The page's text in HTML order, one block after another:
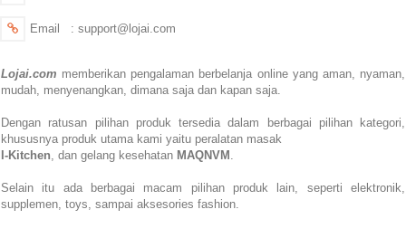
Email : support@lojai.com
Lojai.com memberikan pengalaman berbelanja online yang aman, nyaman,
mudah, menyenangkan, dimana saja dan kapan saja.
Dengan ratusan pilihan produk tersedia dalam berbagai pilihan kategori,
khususnya produk utama kami yaitu peralatan masak
I-Kitchen , dan gelang kesehatan MAQNVM
Selain itu ada berbagai macam pilihan produk lain, seperti elektronik,
supplemen, toys, sampai aksesories fashion.